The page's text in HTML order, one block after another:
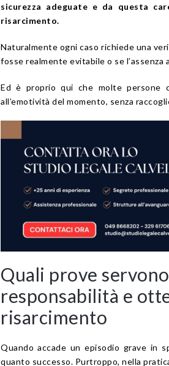
sicurezza adeguate e da questa
risarcimento.
Naturalmente ogni caso richiede una
fosse realmente evitabile o se
Ed è proprio qui che molte persone
all’emotività del momento, senza
Quali prove
responsabilità e
risarcimento
Quando accade un episodio grave in
quanto successo. Purtroppo, nella